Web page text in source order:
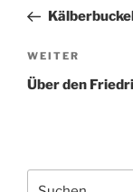
Beitrag
Nächster
Beitrag
WEITER
Über den